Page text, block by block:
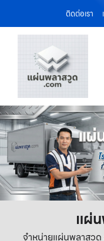
ติดต่อเรา
แผ่
จำหน่ายแผ่นพลาสวูด